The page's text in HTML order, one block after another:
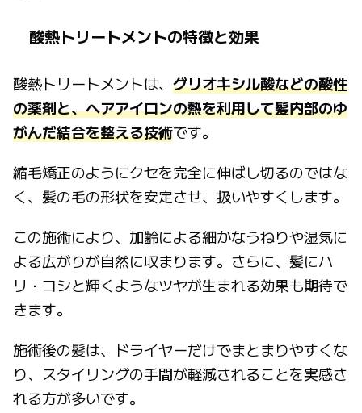
酸熱トリートメントの特徴と効果
酸熱トリートメントは、 グリオキシル酸などの酸性
の薬剤と、ヘアアイロンの熱を利用して髪内部のゆ
がんだ結合を整える技術です。
縮毛矯正のようにクセを完全に伸ばし切るのではな
く、髪の毛の形状を安定させ、扱いやすくします。
この施術により、加齢による細かなうねりや湿気に
よる広がりが自然に収まります。さらに、髪にハ
リ・コシと輝くようなツヤが生まれる効果も期待で
きます。
施術後の髪は、ドライヤーだけでまとまりやすくな
り、スタイリングの手間が軽減されることを実感さ
れる方が多いです。